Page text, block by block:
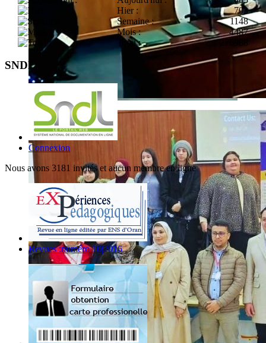
Hier :
703
Semaine :
1148
Mois :
4487
Total :
276988
SNDL
Connexion
Nous avons 3181 invités et aucun membre en ligne
Revues :numéro 10|2016